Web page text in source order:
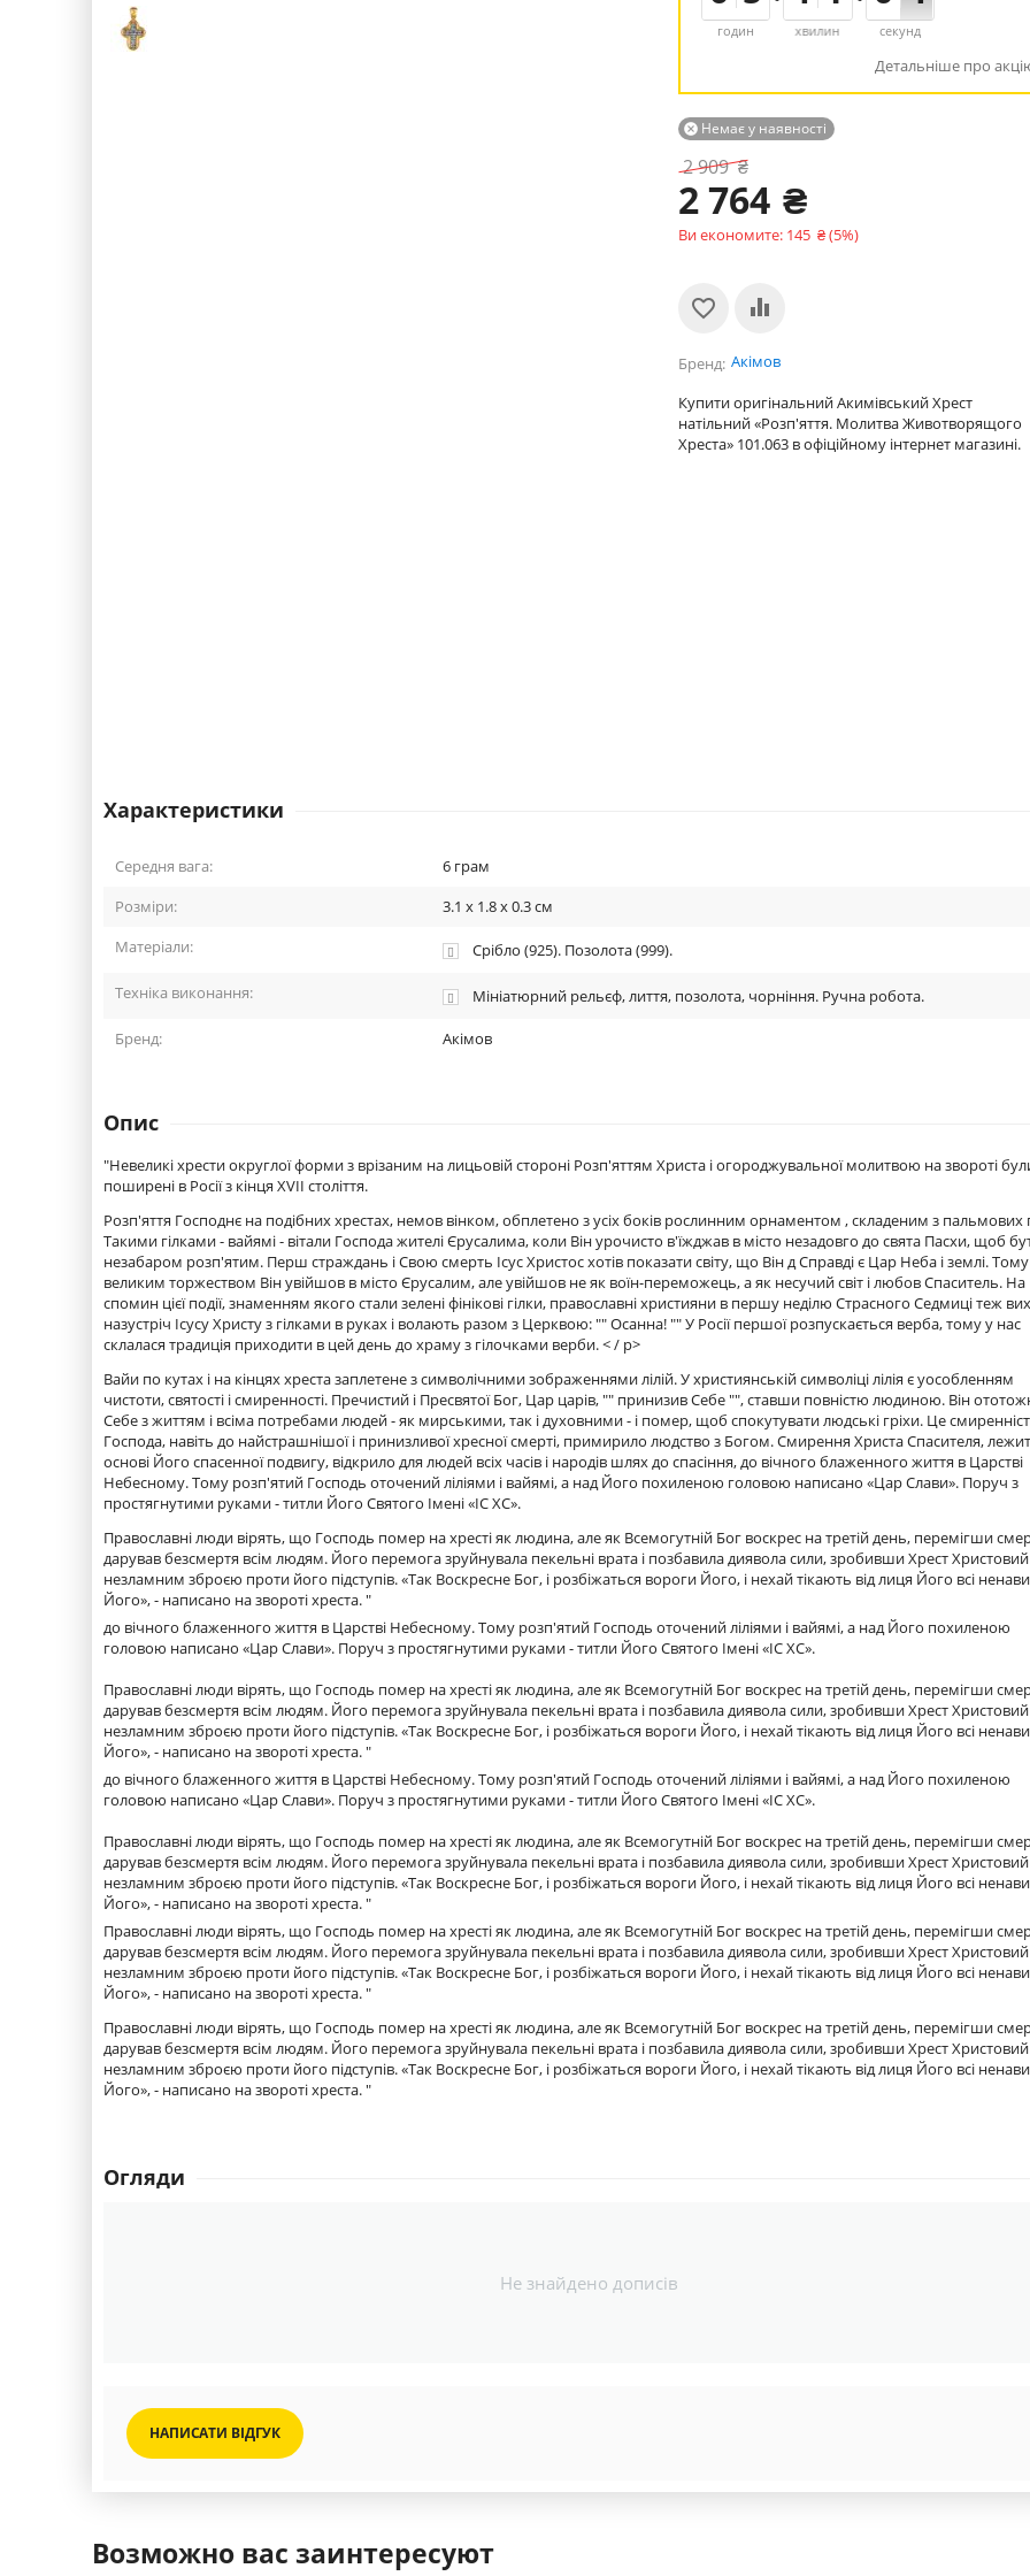
годин хвилин секунд
Детальніше про
Немає у наявності

2 909₴
2 764 ₴
Ви економите: 145 ₴(5%)
Бренд Акімов
Купити оригінальний Акимівський Хрест
натільний «Розп'яття. Молитва Животворящого
Хреста» 101.063 в офіційному інтернет магазині.
Характеристики
Середня вага: 6 грам
Розміри:
3.1 x 1.8 x 0.3см
Матеріали:
Срібло (925). Позолота (999).
Техніка виконання: Мініатюрний рельєф, лиття, позолота, чорніння. Ручна робота.
Бренд: Акімов
Опис
"Невеликі хрести округлої форми з врізаним на лицьовій стороні Розп'яттям Христа і огороджувальної молитвою на звороті
поширені в Росії з кінця XVII століття.
Розп'яття Господнє на подібних хрестах, немов вінком, обплетено з усіх боків рослинним орнаментом , складеним з пальмових
Такими гілками - вайямі - вітали Господа жителі Єрусалима, коли Він урочисто в'їжджав в місто незадовго до свята Пасхи, щоб
незабаром розп'ятим. Перш страждань і Свою смерть Ісус Христос хотів показати світу, що Він д Справді є Цар Неба і землі.
великим торжеством Він увійшов в місто Єрусалим, але увійшов не як воїн-переможець, а як несучий світ і любов Спаситель. На
спомин цієї події, знаменням якого стали зелені фінікові гілки, православні християни в першу неділю Страсного Седмиці теж
назустріч Ісусу Христу з гілками в руках і волають разом з Церквою: "" Осанна! "" У Росії першої розпускається верба, тому у нас
склалася традиція приходити в цей день до храму з гілочками верби. < / p>
Вайи по кутах і на кінцях хреста заплетене з символічними зображеннями лілій. У християнській символіці лілія є уособленням
чистоти, святості і смиренності. Пречистий і Пресвятої Бог, Цар царів, "" принизив Себе "", ставши повністю людиною. Він
Себе з життям і всіма потребами людей - як мирськими, так і духовними - і помер, щоб спокутувати людські гріхи. Це
Господа, навіть до найстрашнішої і принизливої ​​хресної смерті, примирило людство з Богом. Смирення Христа Спасителя,
основі Його спасенної подвигу, відкрило для людей всіх часів і народів шлях до спасіння, до вічного блаженного життя в Царстві
Небесному. Тому розп'ятий Господь оточений ліліями і вайямі, а над Його похиленою головою написано «Цар Слави». Поруч з
простягнутими руками - титли Його Святого Імені «ІС ХС».
Православні люди вірять, що Господь помер на хресті як людина, але як Всемогутній Бог воскрес на третій день, перемігши
дарував безсмертя всім людям. Його перемога зруйнувала пекельні врата і позбавила диявола сили, зробивши Хрест Христовий
незламним зброєю проти його підступів. «Так Воскресне Бог, і розбіжаться вороги Його, і нехай тікають від лиця Його всі
Його», - написано на звороті хреста. "
до вічного блаженного життя в Царстві Небесному. Тому розп'ятий Господь оточений ліліями і вайямі, а над Його похиленою
головою написано «Цар Слави». Поруч з простягнутими руками - титли Його Святого Імені «ІС ХС».
Православні люди вірять, що Господь помер на хресті як людина, але як Всемогутній Бог воскрес на третій день, перемігши
дарував безсмертя всім людям. Його перемога зруйнувала пекельні врата і позбавила диявола сили, зробивши Хрест Христовий
незламним зброєю проти його підступів. «Так Воскресне Бог, і розбіжаться вороги Його, і нехай тікають від лиця Його всі
Його», - написано на звороті хреста. "
до вічного блаженного життя в Царстві Небесному. Тому розп'ятий Господь оточений ліліями і вайямі, а над Його похиленою
головою написано «Цар Слави». Поруч з простягнутими руками - титли Його Святого Імені «ІС ХС».
Православні люди вірять, що Господь помер на хресті як людина, але як Всемогутній Бог воскрес на третій день, перемігши
дарував безсмертя всім людям. Його перемога зруйнувала пекельні врата і позбавила диявола сили, зробивши Хрест Христовий
незламним зброєю проти його підступів. «Так Воскресне Бог, і розбіжаться вороги Його, і нехай тікають від лиця Його всі
Його», - написано на звороті хреста. "
Православні люди вірять, що Господь помер на хресті як людина, але як Всемогутній Бог воскрес на третій день, перемігши
дарував безсмертя всім людям. Його перемога зруйнувала пекельні врата і позбавила диявола сили, зробивши Хрест Христовий
незламним зброєю проти його підступів. «Так Воскресне Бог, і розбіжаться вороги Його, і нехай тікають від лиця Його всі
Його», - написано на звороті хреста. "
Православні люди вірять, що Господь помер на хресті як людина, але як Всемогутній Бог воскрес на третій день, перемігши
дарував безсмертя всім людям. Його перемога зруйнувала пекельні врата і позбавила диявола сили, зробивши Хрест Христовий
незламним зброєю проти його підступів. «Так Воскресне Бог, і розбіжаться вороги Його, і нехай тікають від лиця Його всі
Його», - написано на звороті хреста. "
Огляди
Не знайдено дописів
НАПИСАТИ ВІДГУК
Возможно вас заинтересуют